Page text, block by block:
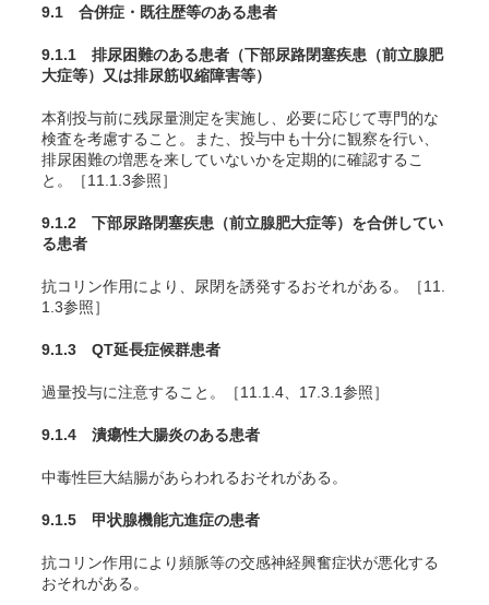
9.1 合併症・既往歴等のある患者
9.1.1 排尿困難のある患者（下部尿路閉塞疾患（前立腺肥
大症等）又は排尿筋収縮障害等）
本剤投与前に残尿量測定を実施し、必要に応じて専門的な
検査を考慮すること。また、投与中も十分に観察を行い、
排尿困難の増悪を来していないかを定期的に確認するこ
と。［11.1.3参照］
9.1.2 下部尿路閉塞疾患（前立腺肥大症等）を合併してい
る患者
抗コリン作用により、尿閉を誘発するおそれがある。［11.
1.3参照］
9.1.3 QT延長症候群患者
過量投与に注意すること。［11.1.4、17.3.1参照］
9.1.4 潰瘍性大腸炎のある患者
中毒性巨大結腸があらわれるおそれがある。
9.1.5 甲状腺機能亢進症の患者
抗コリン作用により頻脈等の交感神経興奮症状が悪化する
おそれがある。